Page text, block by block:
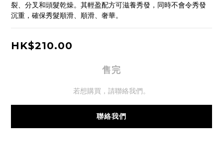
裂、分叉和頭髮乾燥。其輕盈配方可滋養秀發，同時不會令秀發
沉重，確保秀髮順滑、順滑、奢華。
HK$210.00
售完
若想購買，請聯絡我們。
聯絡我們